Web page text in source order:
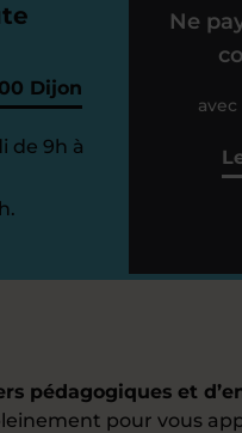
Dijon
de 9h à
Ne
pédagogiques et
pour vous